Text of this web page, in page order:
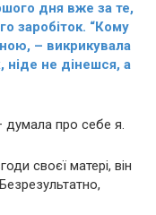
дня вже за те,
заробіток. “Кому
– викрикувала
ніде не дінешся, а
думала про себе я.
своєї матері, він